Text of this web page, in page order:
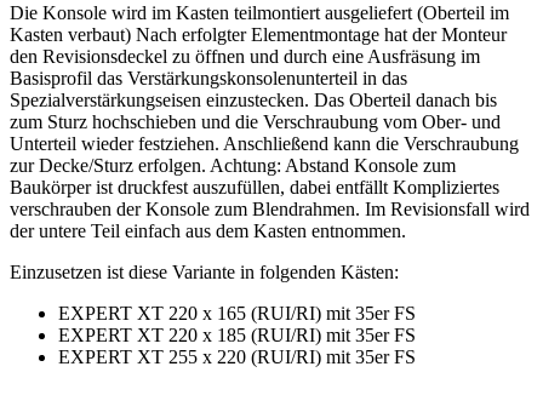
Die Konsole wird im Kasten teilmontiert ausgeliefert (Oberteil im
Kasten verbaut) Nach erfolgter Elementmontage hat der Monteur
den Revisionsdeckel zu öffnen und durch eine Ausfräsung im
Basisprofil das Verstärkungskonsolenunterteil in das
Spezialverstärkungseisen einzustecken. Das Oberteil danach bis
zum Sturz hochschieben und die Verschraubung vom Ober- und
Unterteil wieder festziehen. Anschließend kann die Verschraubung
zur Decke/Sturz erfolgen. Achtung: Abstand Konsole zum
Baukörper ist druckfest auszufüllen, dabei entfällt Kompliziertes
verschrauben der Konsole zum Blendrahmen. Im Revisionsfall wird
der untere Teil einfach aus dem Kasten entnommen.
Einzusetzen ist diese Variante in folgenden Kästen:
EXPERT XT 220 x 165 (RUI/RI) mit 35er FS
EXPERT XT 220 x 185 (RUI/RI) mit 35er FS
EXPERT XT 255 x 220 (RUI/RI) mit 35er FS